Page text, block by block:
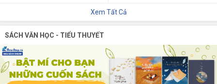
Xem Tất Cả
SÁCH VĂN HỌC - TIỂU THUYẾT